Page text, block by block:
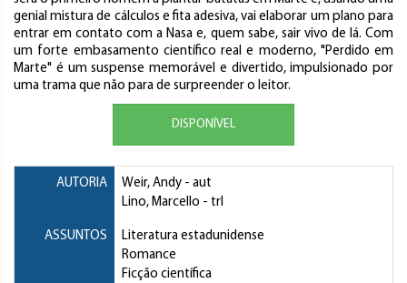
genial mistura de cálculos e fita adesiva, vai elaborar um plano para
entrar em contato com a Nasa e, quem sabe, sair vivo de lá. Com
um forte embasamento científico real e moderno, "Perdido em
Marte" é um suspense memorável e divertido, impulsionado por
uma trama que não para de surpreender o leitor.
DISPONÍVEL
AUTORIA Weir, Andy - aut
Lino, Marcello - trl
ASSUNTOS
Literatura estadunidense
Romance
Ficção científica